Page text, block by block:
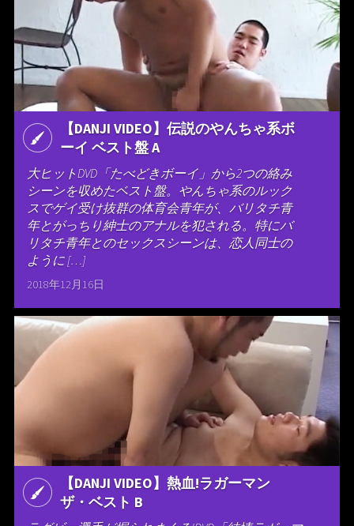
【DANJI VIDEO】伝説のやんちゃ系ボ
ーイ ベスト盤 A
大ヒットDVD「たべどきボーイ」から2つの絡み
シーンを収めたベスト盤。やんちゃ系のルック
スでゲイ受け抜群の体育会青年が、バリタチ青
年とがっちり紳士のアナルを犯される。特にバ
リタチ青年とのセックスシーンは、恋人同士の
ように […]
2018年12月16日
【DANJI VIDEO】熱血!ラガーマン
ザ・ベスト B